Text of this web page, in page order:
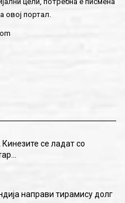
овој портал.
се ладат со
направи тирамису долг